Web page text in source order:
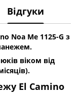
Відгуки
Noa Me 1125-G з
віком від
El Camino